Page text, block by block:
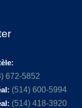
672-5852
(514) 600-5994
(514) 418-3920